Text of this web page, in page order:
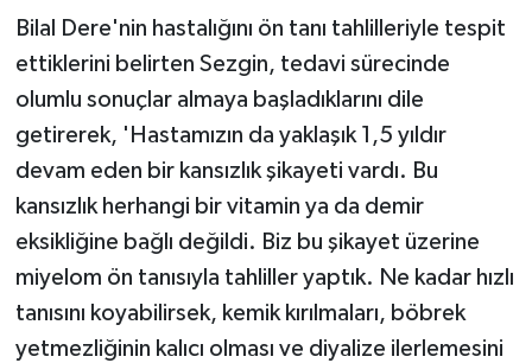
Bilal Dere'nin hastalığını ön tanı tahlilleriyle tespit
ettiklerini belirten Sezgin, tedavi sürecinde
olumlu sonuçlar almaya başladıklarını dile
getirerek, 'Hastamızın da yaklaşık 1,5 yıldır
devam eden bir kansızlık şikayeti vardı. Bu
kansızlık herhangi bir vitamin ya da demir
eksikliğine bağlı değildi. Biz bu şikayet üzerine
miyelom ön tanısıyla tahliller yaptık. Ne kadar hızlı
tanısını koyabilirsek, kemik kırılmaları, böbrek
yetmezliğinin kalıcı olması ve diyalize ilerlemesini